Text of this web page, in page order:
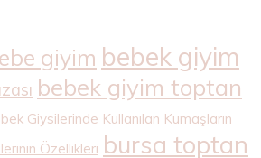
giyim bebek giyim
bebek giyim toptan
Giysilerinde Kullanılan Kumaşların
Özellikleri bursa toptan